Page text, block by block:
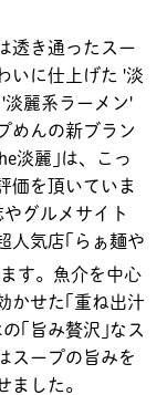
透き通ったスー
いに仕上げた '淡
淡麗系ラーメン'
めんの新ブラン
淡麗｣は、こっ
価を頂いていま
グルメサイト
人気店｢らぁ麺や
す。魚介を中心
かせた｢重ね出汁
｢旨み贅沢｣なス
スープの旨みを
ました。